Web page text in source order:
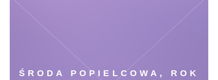
ŚRODA POPIELCOWA, ROK